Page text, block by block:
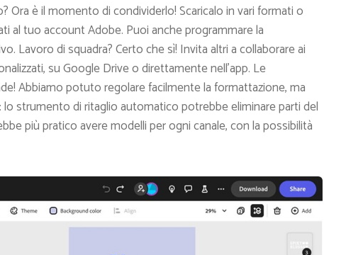
Ora è il momento di condividerlo! Scaricalo in vari formati o
al tuo account Adobe. Puoi anche programmare la
Lavoro di squadra? Certo che sì! Invita altri a collaborare ai
su Google Drive o direttamente nell’app. Le
Abbiamo potuto regolare facilmente la formattazione, ma
strumento di ritaglio automatico potrebbe eliminare parti del
più pratico avere modelli per ogni canale, con la possibilità